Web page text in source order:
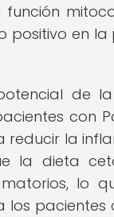
positivo en la
de
con
la
la dieta
lo
los pacientes